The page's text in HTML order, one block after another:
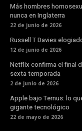
Más hombres
nunca en Inglaterra
22 de junio de 2026
Russell T Davies
12 de junio de 2026
Netflix confirma el final
sexta temporada
2 de junio de 2026
Apple bajo Ternus: lo
gigante tecnológico
22 de mayo de 2026